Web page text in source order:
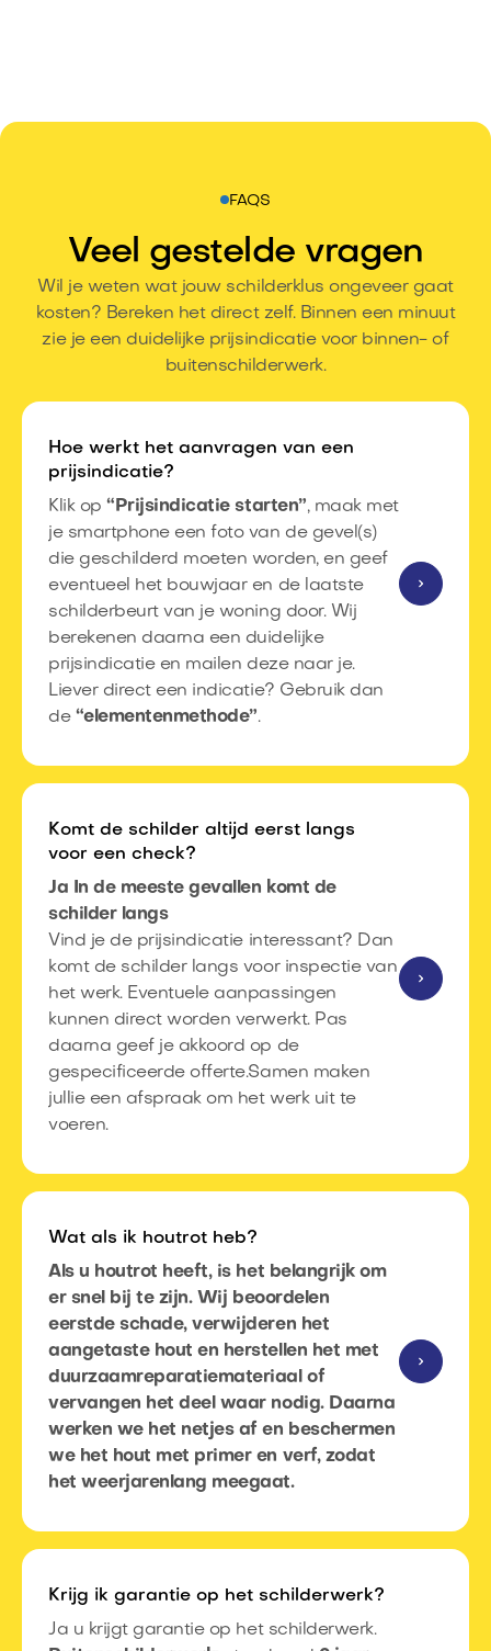
FAQS
Veel gestelde vragen
Wil je weten wat jouw schilderklus ongeveer gaat
kosten? Bereken het direct zelf. Binnen een minuut
zie je een duidelijke prijsindicatie voor binnen- of
buitenschilderwerk.
Hoe werkt het aanvragen van een
prijsindicatie?
Klik op“Prijsindicatie starten”, maak met
je smartphone een foto van de gevel(s)
die geschilderd moeten worden, en geef
eventueel het bouwjaar en de laatste
schilderbeurt van je woning door. Wij
berekenen daarna een duidelijke
prijsindicatie en mailen deze naar je.
Liever direct een indicatie? Gebruik dan
de “elementenmethode”.
Komt de schilder altijd eerst langs
voor een check?
Ja In de meeste gevallen komt de
schilder langs
Vind je de prijsindicatie interessant? Dan
komt de schilder langs voor inspectie van
het werk.​ Eventuele aanpassingen
kunnen direct worden verwerkt.​ Pas
daarna geef je akkoord op de
gespecificeerde offerte.​Samen maken
jullie een afspraak om het werk uit te
voeren.​
Wat als ik houtrot heb?
Als u houtrot heeft, is het belangrijk om
er snel bij te zijn. Wij beoordelen
eerstde schade, verwijderen het
aangetaste hout en herstellen het met
duurzaamreparatiemateriaal of
vervangen het deel waar nodig. Daarna
werken we het netjes af en beschermen
we het hout met primer en verf, zodat
het weerjarenlang meegaat.
Krijg ik garantie op het schilderwerk?
Ja u krijgt garantie op het schilderwerk.